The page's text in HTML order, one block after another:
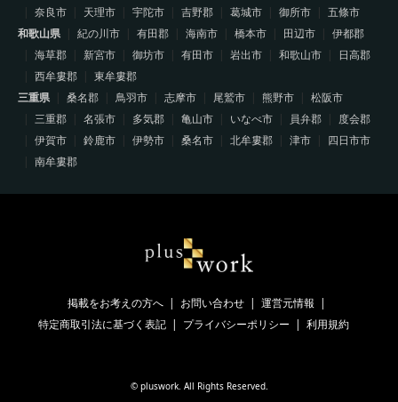
奈良市
天理市 宇陀市 吉野郡 葛城市 御所市
五條市
和歌山県
紀の川市 有田郡 海南市 橋本市 田辺市
伊都郡
海草郡
新宮市 御坊市 有田市 岩出市 和歌山市
日高郡
西牟婁郡
東牟婁郡
三重県
桑名郡 鳥羽市 志摩市 尾鷲市 熊野市
松阪市
三重郡
名張市 多気郡 亀山市 いなべ市 員弁郡
度会郡
伊賀市
鈴鹿市 伊勢市 桑名市 北牟婁郡 津市
四日市市
南牟婁郡
掲載をお考えの方へ お問い合わせ
運営元情報
特定商取引法に基づく表記
プライバシーポリシー 利用規約
© pluswork. All Rights Reserved.